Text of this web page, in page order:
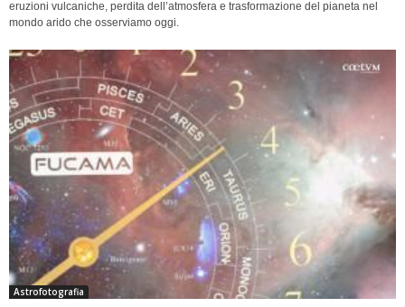
eruzioni vulcaniche, perdita dell’atmosfera e trasformazione del pianeta nel
mondo arido che osserviamo oggi.
Astrofotografia